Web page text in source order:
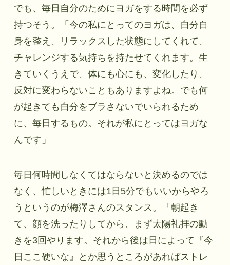
でも、毎日自分のためにヨガをする時間を必ず
持つそう。「今の私にとってのヨガは、自分自
身を整え、リラックスした状態にしてくれて、
チャレンジする気持ちを持たせてくれます。生
きていくうえで、体にも心にも、変化したり、
反対に変わらないこともありますよね。でも何
が起きても自分をブラさないでいられるため
に、毎日するもの。それが私にとってはヨガな
んです」
毎日何時間しなくてはならないと決めるのでは
なく、忙しいときには1日5分でもいいからやろ
うというのが梅澤さんのスタンス。「朝起き
て、顔を洗ったりしてから、まず太陽礼拝の動
きを3回やります。それから後は日によって『今
日ここ硬いな』とか思うところがあればストレ